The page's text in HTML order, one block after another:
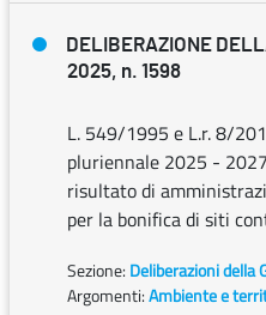
DELIBERAZIONE
2025, n. 1598
L. 549/1995 e L.r. 8/
pluriennale 2025 -
risultato di
per la bonifica di siti
Sezione: Deliberazioni della
Argomenti:Ambiente e